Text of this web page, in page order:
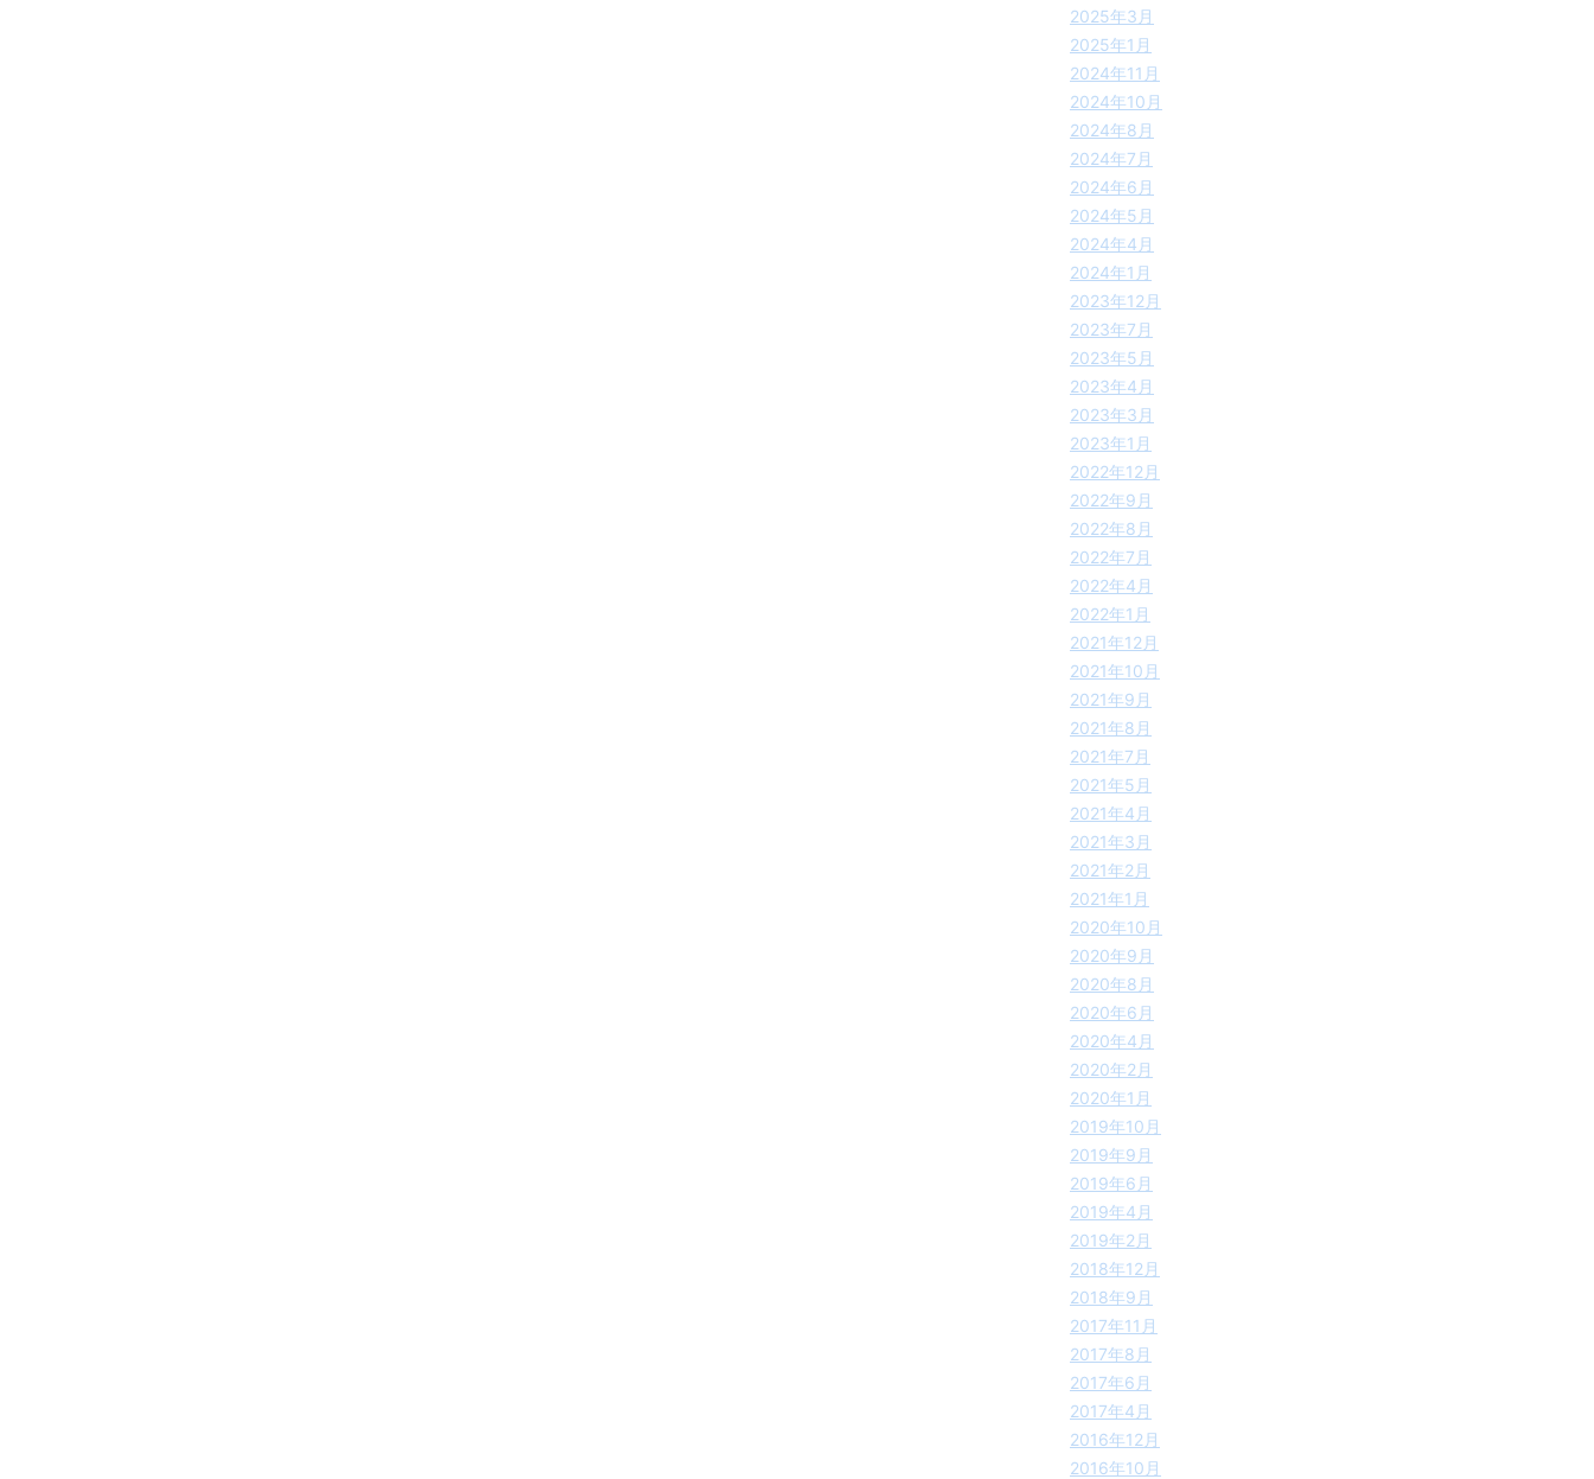
2025年3月
2025年1月
2024年11月
2024年10月
2024年8月
2024年7月
2024年6月
2024年5月
2024年4月
2024年1月
2023年12月
2023年7月
2023年5月
2023年4月
2023年3月
2023年1月
2022年12月
2022年9月
2022年8月
2022年7月
2022年4月
2022年1月
2021年12月
2021年10月
2021年9月
2021年8月
2021年7月
2021年5月
2021年4月
2021年3月
2021年2月
2021年1月
2020年10月
2020年9月
2020年8月
2020年6月
2020年4月
2020年2月
2020年1月
2019年10月
2019年9月
2019年6月
2019年4月
2019年2月
2018年12月
2018年9月
2017年11月
2017年8月
2017年6月
2017年4月
2016年12月
2016年10月